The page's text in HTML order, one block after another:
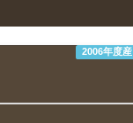
2006年度産